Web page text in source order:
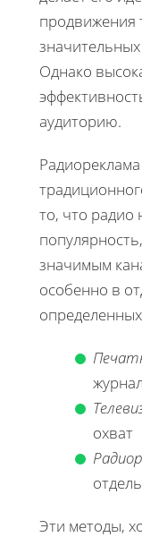
продвижения
Однако
аудиторию.
то, что радио
значимым
особенно в
охват
Эти методы,